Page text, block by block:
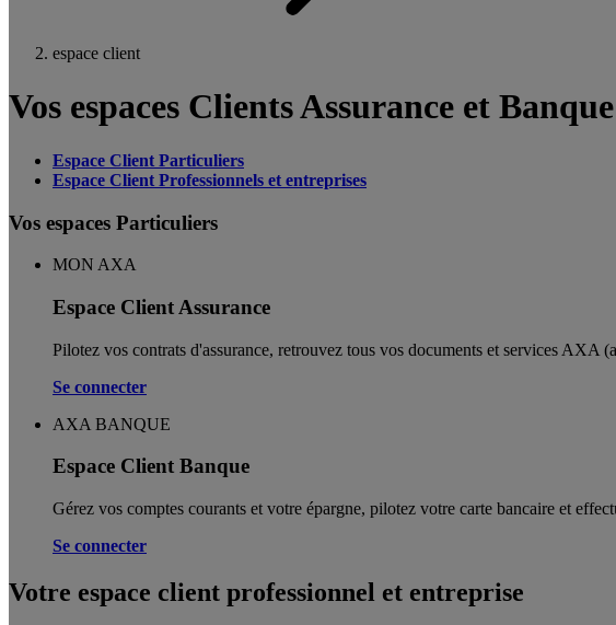
espace client
Vos espaces Clients Assurance et Banque
Espace Client Particuliers
Espace Client Professionnels et entreprises
Vos espaces Particuliers
MON AXA
Espace Client Assurance
Pilotez vos contrats d'assurance, retrouvez tous vos documents et services AXA
Se connecter
AXA BANQUE
Espace Client Banque
Gérez vos comptes courants et votre épargne, pilotez votre carte bancaire et
Se connecter
Votre espace client professionnel et entreprise